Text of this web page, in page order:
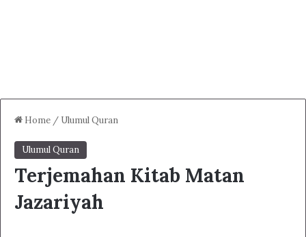
Home / Ulumul Quran
Ulumul Quran
Terjemahan Kitab Matan
Jazariyah